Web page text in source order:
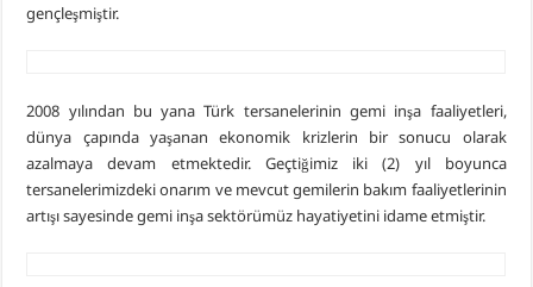
gençleşmiştir.
2008 yılından bu yana Türk tersanelerinin gemi inşa faaliyetleri,
dünya çapında yaşanan ekonomik krizlerin bir sonucu olarak
azalmaya devam etmektedir. Geçtiğimiz iki (2) yıl boyunca
tersanelerimizdeki onarım ve mevcut gemilerin bakım faaliyetlerinin
artışı sayesinde gemi inşa sektörümüz hayatiyetini idame etmiştir.